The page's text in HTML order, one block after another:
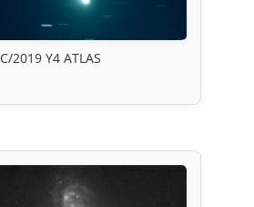
C/2019 Y4 ATLAS